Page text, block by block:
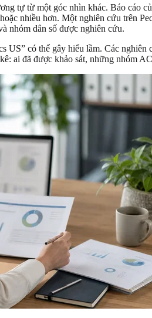
tự từ một góc nhìn khác. Báo cáo
nhiều hơn. Một nghiên cứu trên
nhóm dân số được nghiên cứu.
US” có thể gây hiểu lầm. Các
ai đã được khảo sát, những nhóm